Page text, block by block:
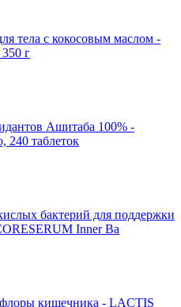
тела с кокосовым маслом -
г
Ашитаба 100% -
240 таблеток
бактерий для поддержки
Inner Ba
кишечника - LACTIS